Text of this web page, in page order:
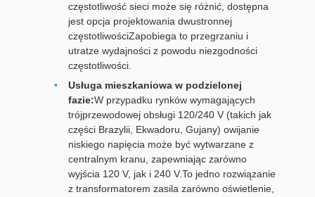
częstotliwość sieci może się różnić, dostępna
jest opcja projektowania dwustronnej
częstotliwościZapobiega to przegrzaniu i
utratze wydajności z powodu niezgodności
częstotliwości.
Usługa mieszkaniowa w podzielonej
fazie:W przypadku rynków wymagających
trójprzewodowej obsługi 120/240 V (takich jak
części Brazylii, Ekwadoru, Gujany) owijanie
niskiego napięcia może być wytwarzane z
centralnym kranu, zapewniając zarówno
wyjścia 120 V, jak i 240 V.To jedno rozwiązanie
z transformatorem zasila zarówno oświetlenie,